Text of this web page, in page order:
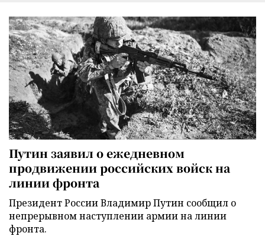
Путин заявил о ежедневном
продвижении российских войск на
линии фронта
Президент России Владимир Путин сообщил о
непрерывном наступлении армии на линии
фронта.